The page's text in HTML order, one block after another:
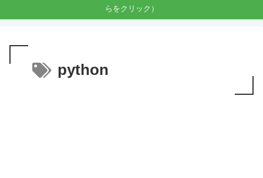
らをクリック）
python